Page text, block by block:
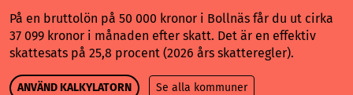
På en bruttolön på 50 000 kronor i Bollnäs får du ut cirka
37 099 kronor i månaden efter skatt. Det är en effektiv
skattesats på 25,8 procent (2026 års skatteregler).
ANVÄND KALKYLATORN Se alla kommuner